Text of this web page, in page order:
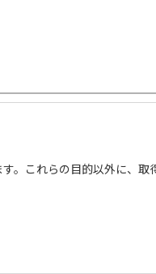
。これらの目的以外に、取